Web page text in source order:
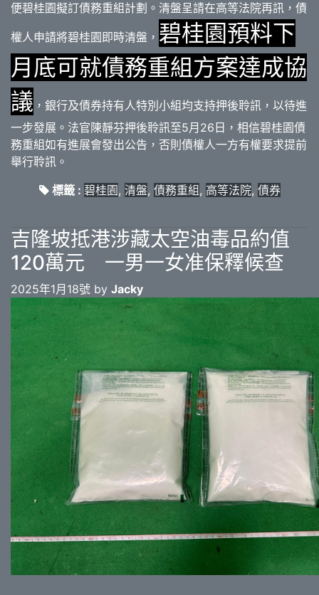
便碧桂園擬訂債務重組計劃。清盤呈請在高等法院再訊，債
權人申請將碧桂園即時清盤， 碧桂園預料下
月底可就債務重組方案達成協
議 ，銀行及債券持有人特別小組均支持押後聆訊，以待進
一步發展。法官陳靜芬押後聆訊至5月26日，相信碧桂園債
務重組如有進展會發出公告，否則債權人一方有權要求提前
舉行聆訊。
標籤 : 碧桂園, 清盤, 債務重組, 高等法院, 債券
吉隆坡抵港涉藏太空油毒品約值
120萬元 一男一女准保釋候查
2025年1月18號 by Jacky